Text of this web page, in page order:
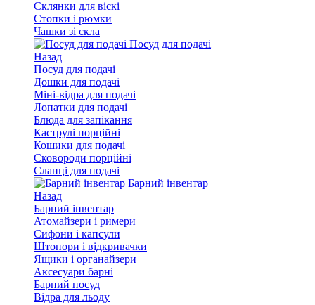
Склянки для віскі
Стопки і рюмки
Чашки зі скла
Посуд для подачі
Назад
Посуд для подачі
Дошки для подачі
Міні-відра для подачі
Лопатки для подачі
Блюда для запікання
Каструлі порційні
Кошики для подачі
Сковороди порційні
Сланці для подачі
Барний інвентар
Назад
Барний інвентар
Атомайзери і римери
Сифони і капсули
Штопори і відкривачки
Ящики і органайзери
Аксесуари барні
Барний посуд
Відра для льоду